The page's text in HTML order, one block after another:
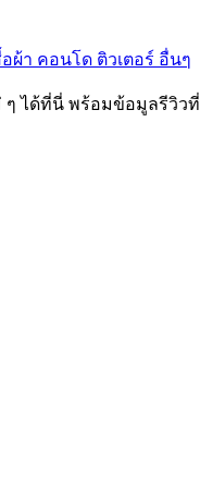
ผ้า คอนโด ติวเตอร์ อื่นๆ
ๆ ได้ที่นี่ พร้อมข้อมูลรีวิว